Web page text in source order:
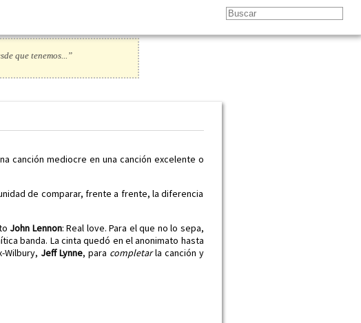
que tenemos...”
canción mediocre en una canción excelente o
de comparar, frente a frente, la diferencia
John Lennon: Real love. Para el que no lo sepa,
banda. La cinta quedó en el anonimato hasta
Wilbury, Jeff Lynne, para completarla canción y